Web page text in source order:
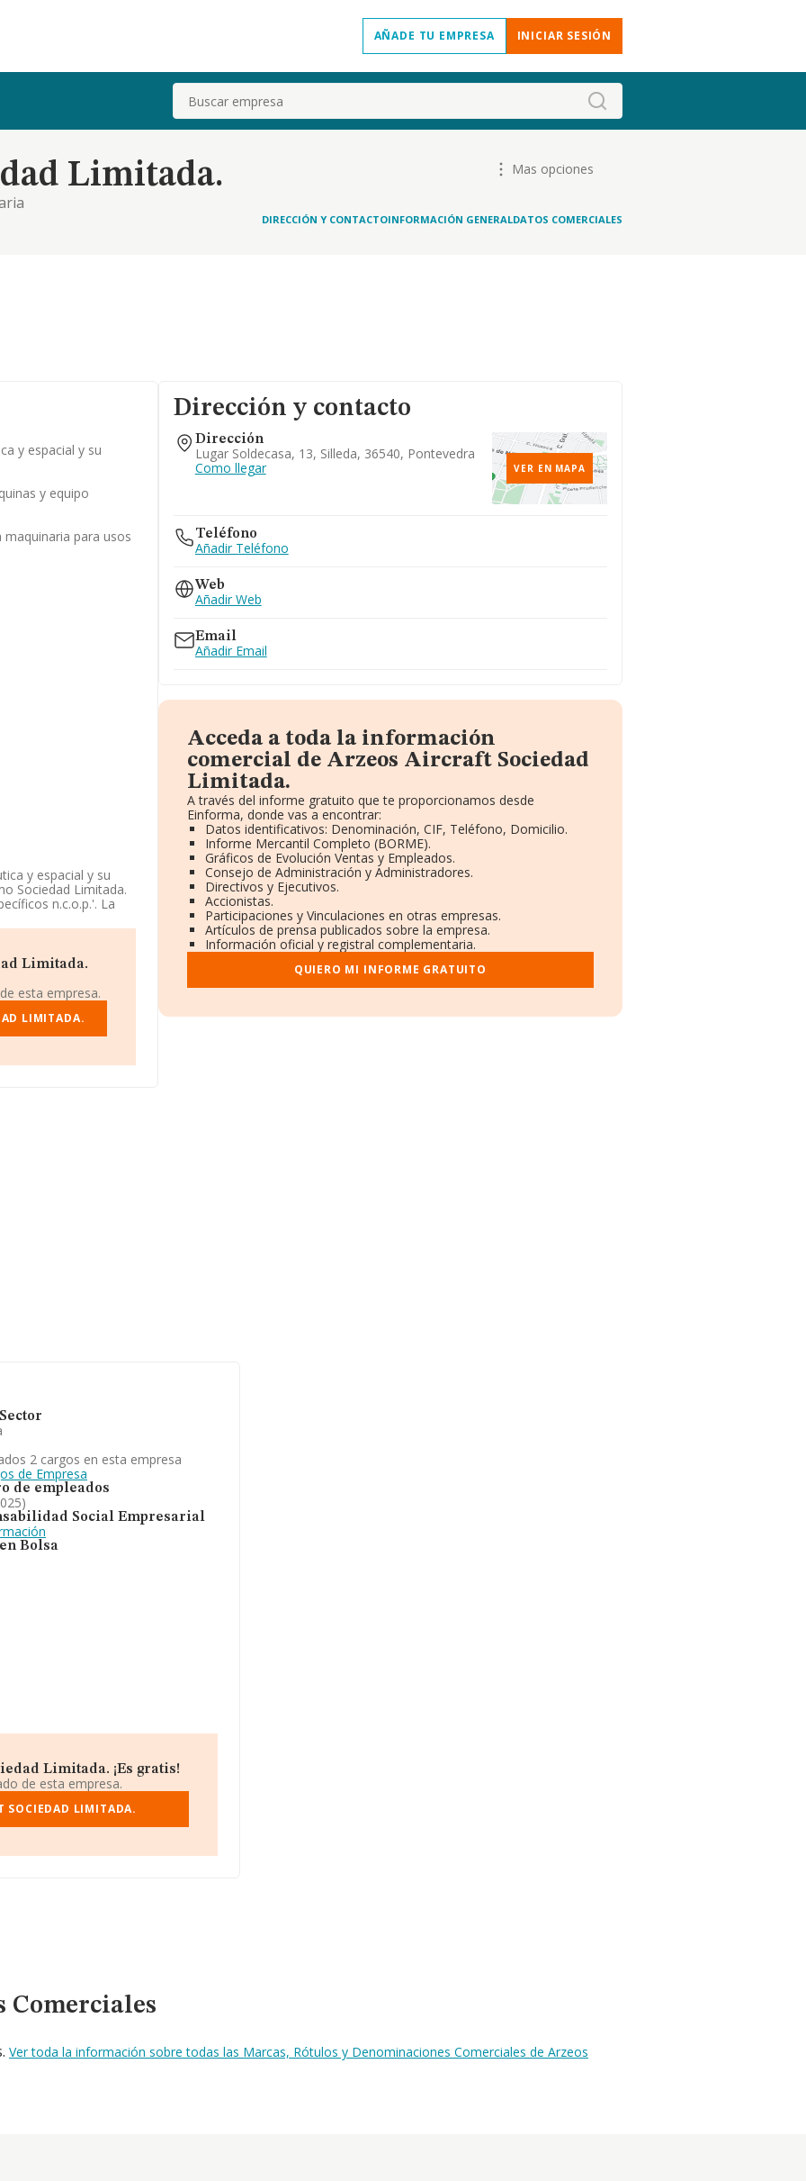
AÑADE TU EMPRESA INICIAR SESIÓN
Buscar
Limitada. Mas opciones
DIRECCIÓN Y CONTACTOINFORMACIÓN GENERALDATOS COMERCIALES
y espacial y su
y equipo
para usos
y espacial y su
Sociedad Limitada.
n.c.o.p.'. La
compañía se puede
y según los
por debajo de la
se encuentra
Limitada.
esta empresa.
LIMITADA.
Dirección y contacto
Dirección
Lugar Soldecasa, 13, Silleda, 36540, Pontevedra
Como llegar
VER EN MAPA
Teléfono
Añadir Teléfono
Web
Añadir Web
Email
Añadir Email
Acceda a toda la información
comercial de Arzeos Aircraft Sociedad
Limitada.
A través del informe gratuito que te proporcionamos desde
Einforma, donde vas a encontrar:
Datos identificativos: Denominación, CIF, Teléfono, Domicilio.
Informe Mercantil Completo (BORME).
Gráficos de Evolución Ventas y Empleados.
Consejo de Administración y Administradores.
Directivos y Ejecutivos.
Accionistas.
Participaciones y Vinculaciones en otras empresas.
Artículos de prensa publicados sobre la empresa.
Información oficial y registral complementaria.
QUIERO MI INFORME GRATUITO
2 cargos en esta empresa
de Empresa
de empleados
Social Empresarial
Bolsa
Limitada. ¡Es gratis!
de esta empresa.
SOCIEDAD LIMITADA.
Comerciales
Ver toda la información sobre todas las Marcas, Rótulos y Denominaciones Comerciales de Arzeos